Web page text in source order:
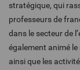
stratégique, qui
professeurs de
dans le secteur de
également animé le
ainsi que les